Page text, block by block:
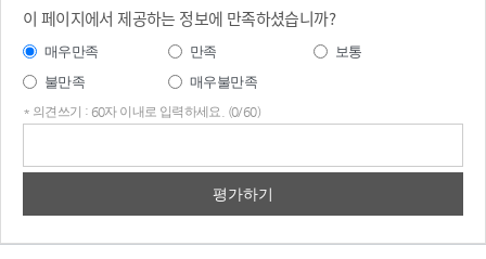
이 페이지에서 제공하는 정보에 만족하셨습니까?
매우만족 만족
보통
불만족
매우불만족
* 의견쓰기 : 60자 이내로 입력하세요. (0/60)